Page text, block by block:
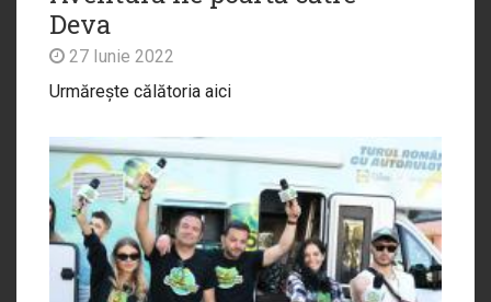
Deva
27 Iunie 2022
Urmărește călătoria aici